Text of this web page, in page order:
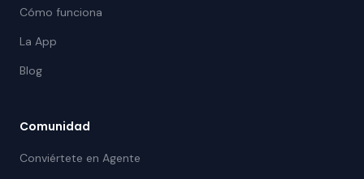
Cómo funciona
La App
Blog
Comunidad
Conviértete en Agente